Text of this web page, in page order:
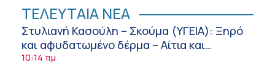
ΤΕΛΕΥΤΑΙΑ ΝΕΑ
Στυλιανή Κασούλη – Σκούμα (ΥΓΕΙΑ): Ξηρό
και αφυδατωμένο δέρμα – Αίτια και
αντιμετώπιση
10:14 πμ